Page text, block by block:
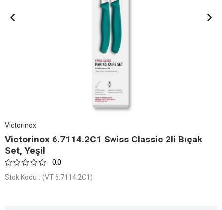
Victorinox
Victorinox 6.7114.2C1 Swiss Classic 2li Bıçak
Set, Yeşil
0.0
Stok Kodu (VT 6.7114.2C1)